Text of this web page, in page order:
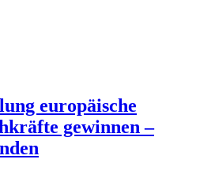
europäische
gewinnen –